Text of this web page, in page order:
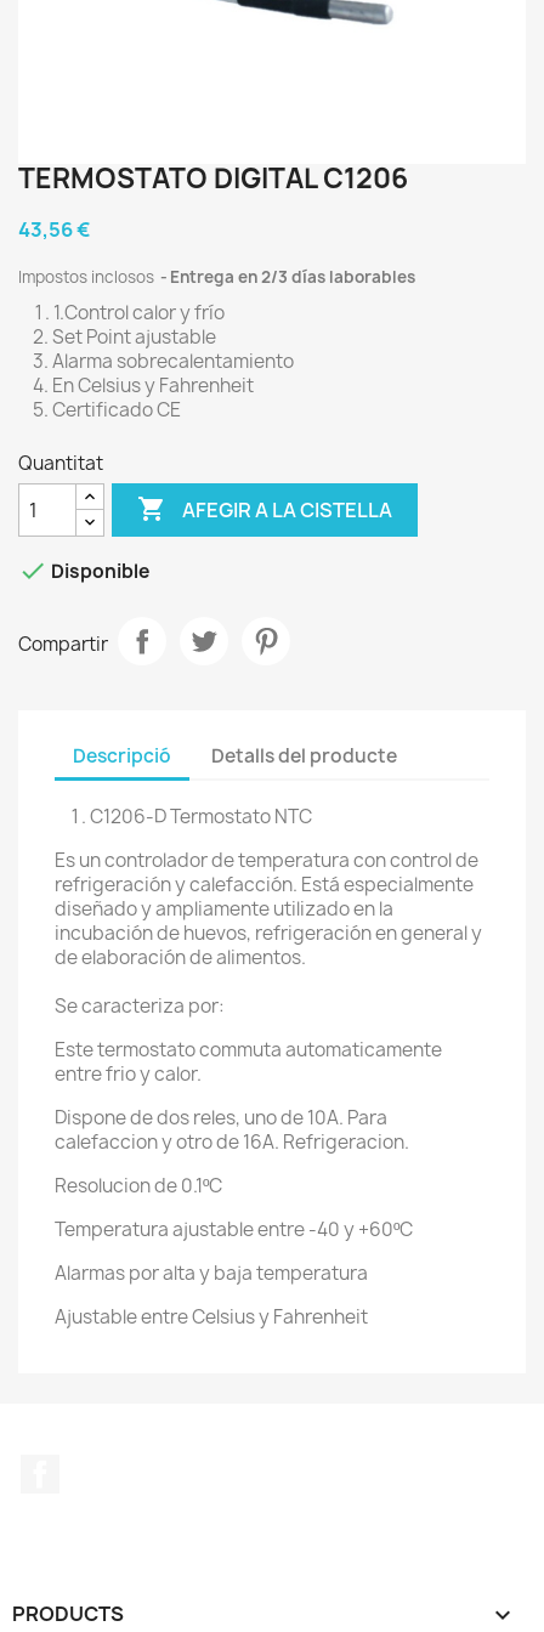
TERMOSTATO DIGITAL C1206
43,56 €
Impostos inclosos Entrega en 2/3 días laborables
1.Control calor y frío
2. Set Point ajustable
3. Alarma sobrecalentamiento
4. En Celsius y Fahrenheit
5. Certificado CE
Quantitat
 AFEGIR A LA CISTELLA
 Disponible
Compartir
Descripció Detalls del producte
C1206-D Termostato NTC
Es un controlador de temperatura con control de
refrigeración y calefacción. Está especialmente
diseñado y ampliamente utilizado en la
incubación de huevos, refrigeración en general y
de elaboración de alimentos.
Se caracteriza por:
Este termostato commuta automaticamente
entre frio y calor.
Dispone de dos reles, uno de 10A. Para
calefaccion y otro de 16A. Refrigeracion.
Resolucion de 0.1ºC
Temperatura ajustable entre -40 y +60ºC
Alarmas por alta y baja temperatura
Ajustable entre Celsius y Fahrenheit
PRODUCTS 